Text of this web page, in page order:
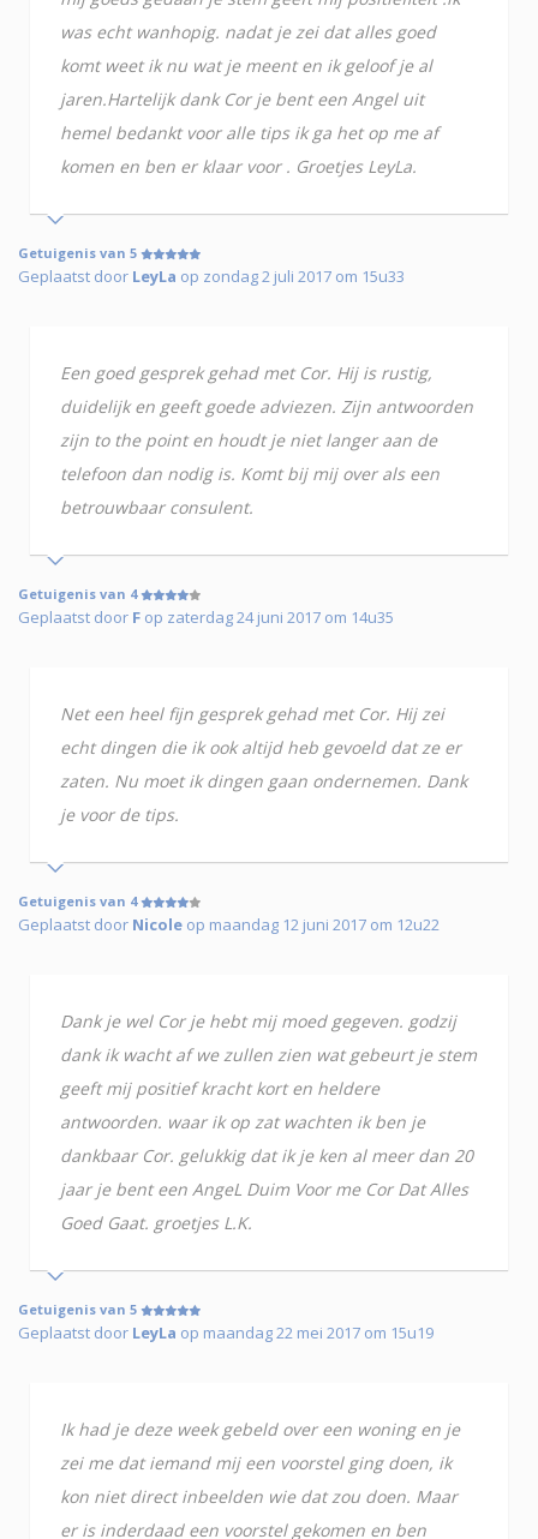
was echt wanhopig. nadat je zei dat alles goed
komt weet ik nu wat je meent en ik geloof je al
jaren.Hartelijk dank Cor je bent een Angel uit
hemel bedankt voor alle tips ik ga het op me af
komen en ben er klaar voor . Groetjes LeyLa.
Getuigenis van 5
Geplaatst door LeyLa op zondag 2 juli 2017 om 15u33
Een goed gesprek gehad met Cor. Hij is rustig,
duidelijk en geeft goede adviezen. Zijn antwoorden
zijn to the point en houdt je niet langer aan de
telefoon dan nodig is. Komt bij mij over als een
betrouwbaar consulent.
Getuigenis van 4
Geplaatst door F op zaterdag 24 juni 2017 om 14u35
Net een heel fijn gesprek gehad met Cor. Hij zei
echt dingen die ik ook altijd heb gevoeld dat ze er
zaten. Nu moet ik dingen gaan ondernemen. Dank
je voor de tips.
Getuigenis van 4
Geplaatst door Nicole op maandag 12 juni 2017 om 12u22
Dank je wel Cor je hebt mij moed gegeven. godzij
dank ik wacht af we zullen zien wat gebeurt je stem
geeft mij positief kracht kort en heldere
antwoorden. waar ik op zat wachten ik ben je
dankbaar Cor. gelukkig dat ik je ken al meer dan 20
jaar je bent een AngeL Duim Voor me Cor Dat Alles
Goed Gaat. groetjes L.K.
Getuigenis van 5
Geplaatst door LeyLa op maandag 22 mei 2017 om 15u19
Ik had je deze week gebeld over een woning en je
zei me dat iemand mij een voorstel ging doen, ik
kon niet direct inbeelden wie dat zou doen. Maar
er is inderdaad een voorstel gekomen en ben